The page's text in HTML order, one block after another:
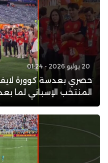
20 يوليو 2026 - 01:24
حصري بعدسة كوورة
المنتخب الإسباني لما